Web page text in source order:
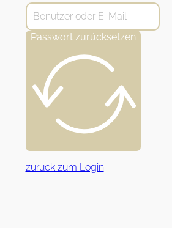
Passwort zurücksetzen
zurück zum Login